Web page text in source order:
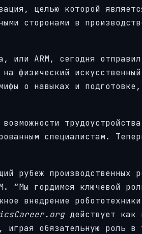
целью которой
сторонами в
или ARM, сегодня
физический
о навыках и
специалистам.
рубеж производственных
“Мы гордимся ключевой
внедрение
действует как
играя обязательную роль в